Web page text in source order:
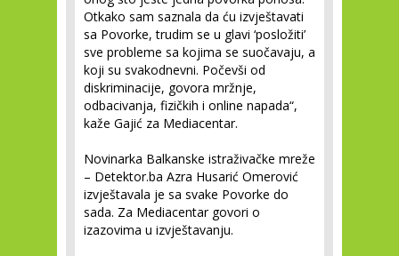
Otkako sam saznala da ću izvještavati
sa Povorke, trudim se u glavi ‘posložiti’
sve probleme sa kojima se suočavaju, a
koji su svakodnevni. Počevši od
diskriminacije, govora mržnje,
odbacivanja, fizičkih i online napada“,
kaže Gajić za Mediacentar.
Novinarka Balkanske istraživačke mreže
– Detektor.ba Azra Husarić Omerović
izvještavala je sa svake Povorke do
sada. Za Mediacentar govori o
izazovima u izvještavanju.